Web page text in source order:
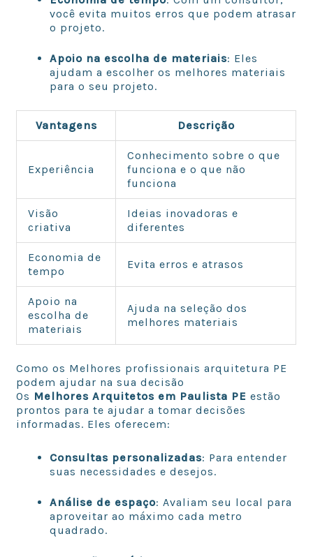
você evita muitos erros que podem atrasar
o projeto.
Apoio na escolha de materiais: Eles
ajudam a escolher os melhores materiais
para o seu projeto.
Vantagens Descrição
Experiência
Conhecimento sobre o que
funciona e o que não
funciona
Visão
criativa
Ideias inovadoras e
diferentes
Economia de
tempo
Evita erros e atrasos
Apoio na
escolha de
materiais
Ajuda na seleção dos
melhores materiais
Como os Melhores profissionais arquitetura PE
podem ajudar na sua decisão
Os Melhores Arquitetos em Paulista PE estão
prontos para te ajudar a tomar decisões
informadas. Eles oferecem:
Consultas personalizadas: Para entender
suas necessidades e desejos.
Análise de espaço: Avaliam seu local para
aproveitar ao máximo cada metro
quadrado.